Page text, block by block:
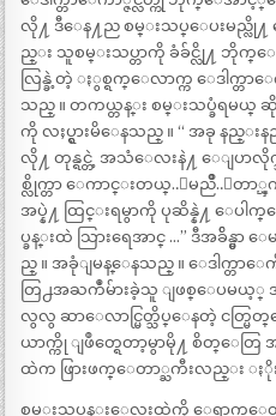
လို႔ ဒီေန႔ည စမ္းသပ္ေပးမည္လို႔
ည္း သူစမ္းသပ္တာကို ခံခ်င္လို႔ ဘိုက္ေ
လြန္ခဲ့တဲ့ ႏွစ္ရက္ေလာက္က ေဒါက္တာ
သည္ ။ တကယ္တန္း စမ္းသပ္ခံရမ
ကို လႈပ္ရွားမိေနသည္ ။ “ အခု နည္းန
လို႔ တုန္ရင္တဲ့ အသံေလးနဲ႔ ေျပာ
စ္လိုက္တာ ေကာင္းတယ္..ေမညိဳ..ေတာ္ၾက
အပ္နဲ႔ ထြင္းရမွာကို ပုဆိန္နဲ႔ ေပ
ပ္ခန္းထဲ သြားရေအာင္ …” ဒီအခ်ိန္
ည္ ။ အခုံျမန္ေနသည္ ။ ေဒါက္တာေ
တြ႕အႀကဳံမ်ားခဲ့သူ ျဖစ္ေပမယ့္
လွလွ ဆာေလာင္မြတ္သိပ္ေနတဲ့ ငတ္မြ
ယာက္ကို ျဖဳတ္ရေတာ့မွာမို႔ စိတ္ေတ
ထဲက ဖြားဖက္ေတာ္ႀကီးလည္း ႏို
စမ္းသပ္ခန္းေလးထဲကို ေရာက္ေ